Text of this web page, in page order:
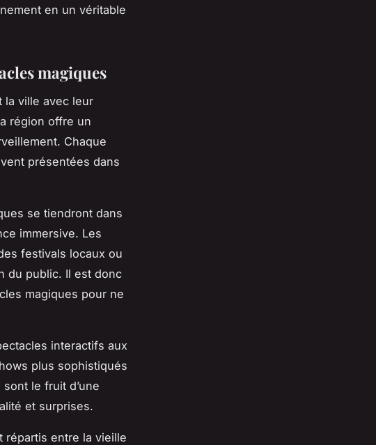
en un véritable
magiques
la ville avec leur
région offre un
Chaque
présentées dans
se tiendront dans
immersive. Les
festivals locaux ou
du public. Il est donc
magiques pour ne
interactifs aux
plus sophistiqués
le fruit d’une
et surprises.
répartis entre la vieille